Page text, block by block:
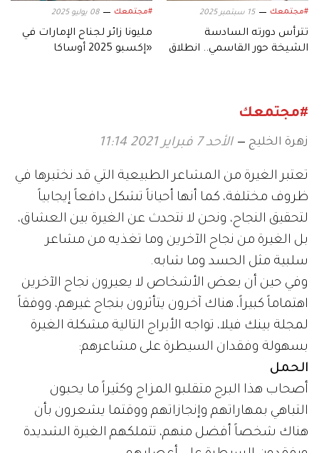
#مجتمعك 15 سبتمبر 2025
تترأس دورته السادسة
الشيخة حور القاسمي.. انطلاق
#مجتمعك 08 يوليو 2025
مليونا زائر لجناح الإمارات في
«إكسبو 2025 أوساكا
#مجتمعك
زهرة الخليج الأحد 7 فبراير 2021 11:14
تعتبر الغيرة من المشاعر الطبيعية التي قد نختبرها في
ظروف مختلفة، كما أنها أحياناً تشكل دافعاً إيجابياً
لتحقيق النجاح، ونحن لا نتحدث عن الغيرة بين العشاق،
بل الغيرة من نجاح الآخرين وما تغذيه من مشاعر
سلبية مثل الحسد وما شابه.
وفي حين أن بعض الأشخاص لا يعيرون نجاح الآخرين
اهتماماً كبيراً، هناك آخرون يتأثرون بنجاح غيرهم، ووفقاً
لمجلة بينك فيلا، تواجه الأبراج التالية مشكلة الغيرة
بسهولة وفقدان السيطرة على مشاعرهم:
الحمل
أصحاب هذا البرج متقلبو المزاج وكثيراً ما يحبون
التباهي بمهاراتهم وإنجازاتهم ووقتما يشعرون بأن
هناك شخصاً أفضل منهم، تتملكهم الغيرة الشديدة